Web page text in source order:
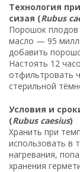
Технология
сизая (Rubus
Порошок плодов
масло — 95
добавить
Настоять 12
отфильтровать
стерильной
Условия и
(Rubus caesius)
Хранить при
использовать в
нагревания,
хранения